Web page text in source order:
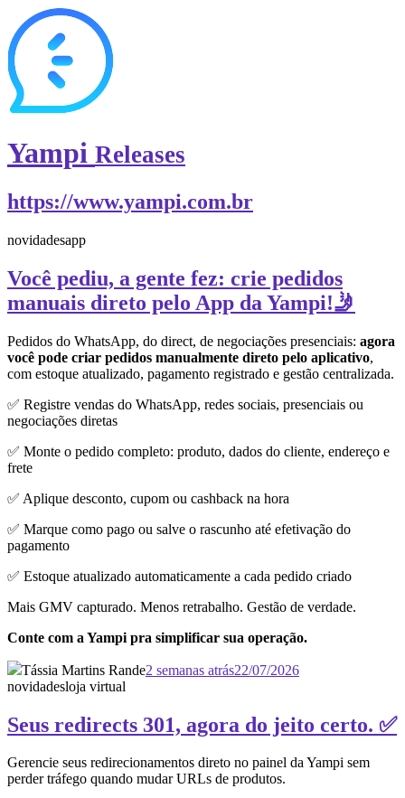
Yampi Releases
https://www.yampi.com.br
novidadesapp
Você pediu, a gente fez: crie pedidos
manuais direto pelo App da Yampi!🤳
Pedidos do WhatsApp, do direct, de negociações presenciais: agora
você pode criar pedidos manualmente direto pelo aplicativo,
com estoque atualizado, pagamento registrado e gestão centralizada.
✅ Registre vendas do WhatsApp, redes sociais, presenciais ou
negociações diretas
✅ Monte o pedido completo: produto, dados do cliente, endereço e
frete
✅ Aplique desconto, cupom ou cashback na hora
✅ Marque como pago ou salve o rascunho até efetivação do
pagamento
✅ Estoque atualizado automaticamente a cada pedido criado
Mais GMV capturado. Menos retrabalho. Gestão de verdade.
Conte com a Yampi pra simplificar sua operação.
Tássia Martins Rande2 semanas atrás22/07/2026
novidadesloja virtual
Seus redirects 301, agora do jeito certo. ✅
Gerencie seus redirecionamentos direto no painel da Yampi sem
perder tráfego quando mudar URLs de produtos.